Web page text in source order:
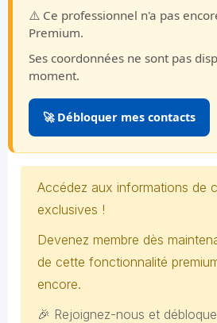
⚠️ Ce professionnel n'a pas
Premium.
Ses coordonnées ne sont pas
moment.
🚀 Débloquer mes contacts
Accédez aux informations de
exclusives !
Devenez membre dès
de cette fonctionnalité
encore.
🎉 Rejoignez-nous et